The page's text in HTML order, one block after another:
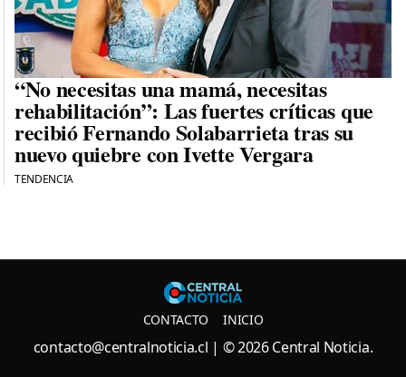
“No necesitas una mamá, necesitas
rehabilitación”: Las fuertes críticas que
recibió Fernando Solabarrieta tras su
nuevo quiebre con Ivette Vergara
TENDENCIA
Central
CONTACTO INICIO
contacto@centralnoticia.cl | © 2026 Central Noticia.